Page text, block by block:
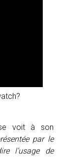
voit à son
par le
l’usage de